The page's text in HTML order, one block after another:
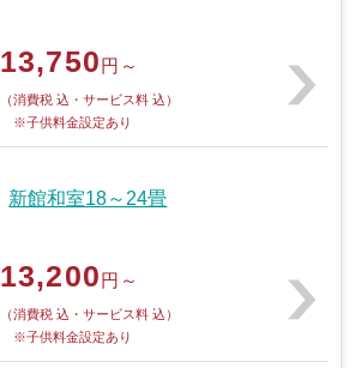
13,750円～
（消費税 込・サービス料 込）
※子供料金設定あり
新館和室18～24畳
13,200円～
（消費税 込・サービス料 込）
※子供料金設定あり